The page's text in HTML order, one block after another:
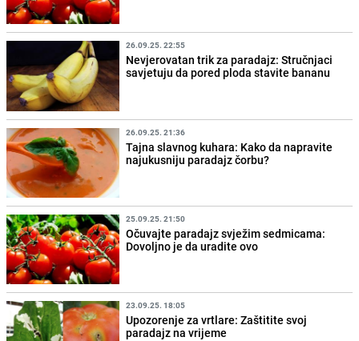
26.09.25. 22:55
Nevjerovatan trik za paradajz: Stručnjaci
savjetuju da pored ploda stavite bananu
26.09.25. 21:36
Tajna slavnog kuhara: Kako da napravite
najukusniju paradajz čorbu?
25.09.25. 21:50
Očuvajte paradajz svježim sedmicama:
Dovoljno je da uradite ovo
23.09.25. 18:05
Upozorenje za vrtlare: Zaštitite svoj
paradajz na vrijeme